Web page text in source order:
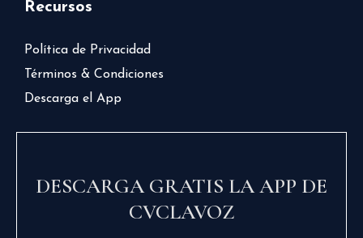
Recursos
Política de Privacidad
Términos & Condiciones
Descarga el App
DESCARGA GRATIS LA APP DE
CVCLAVOZ